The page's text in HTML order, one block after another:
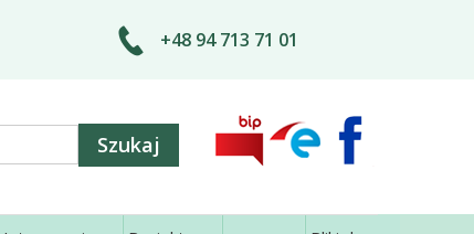
+48 94 713 71 01